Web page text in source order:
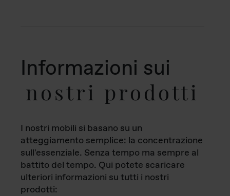
Informazioni sui
nostri prodotti
I nostri mobili si basano su un
atteggiamento semplice: la concentrazione
sull'essenziale. Senza tempo ma sempre al
battito del tempo. Qui potete scaricare
ulteriori informazioni su tutti i nostri
prodotti: